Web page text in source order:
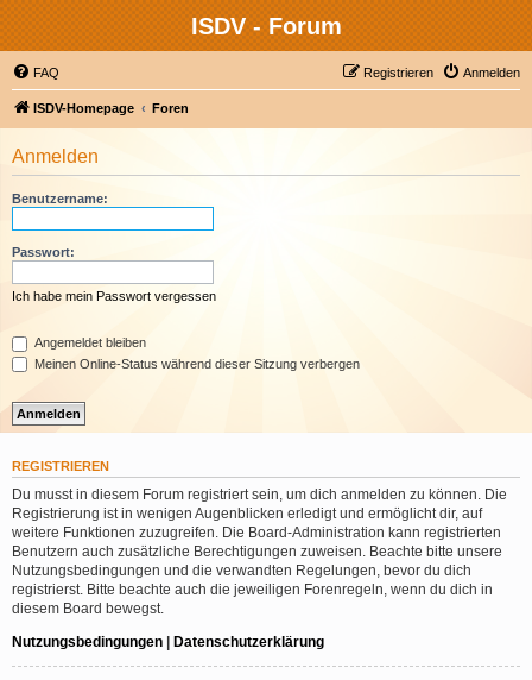
ISDV - Forum
FAQ Anmelden
Registrieren
ISDV-Homepage Foren
Anmelden
Benutzername:
Passwort:
Ich habe mein Passwort vergessen
Angemeldet bleiben
Meinen Online-Status während dieser Sitzung verbergen
REGISTRIEREN
Du musst in diesem Forum registriert sein, um dich anmelden zu können. Die
Registrierung ist in wenigen Augenblicken erledigt und ermöglicht dir, auf
weitere Funktionen zuzugreifen. Die Board-Administration kann registrierten
Benutzern auch zusätzliche Berechtigungen zuweisen. Beachte bitte unsere
Nutzungsbedingungen und die verwandten Regelungen, bevor du dich
registrierst. Bitte beachte auch die jeweiligen Forenregeln, wenn du dich in
diesem Board bewegst.
Nutzungsbedingungen | Datenschutzerklärung